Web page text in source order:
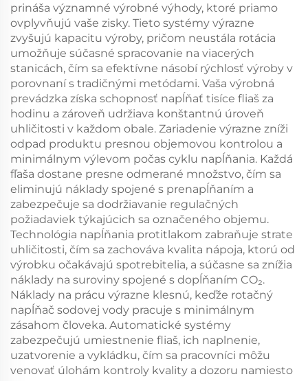
prináša významné výrobné výhody, ktoré priamo
ovplyvňujú vaše zisky. Tieto systémy výrazne
zvyšujú kapacitu výroby, pričom neustála rotácia
umožňuje súčasné spracovanie na viacerých
stanicách, čím sa efektívne násobí rýchlosť výroby v
porovnaní s tradičnými metódami. Vaša výrobná
prevádzka získa schopnosť napĺňať tisíce fliaš za
hodinu a zároveň udržiava konštantnú úroveň
uhličitosti v každom obale. Zariadenie výrazne zníži
odpad produktu presnou objemovou kontrolou a
minimálnym výlevom počas cyklu napĺňania. Každá
fľaša dostane presne odmerané množstvo, čím sa
eliminujú náklady spojené s prenapĺňaním a
zabezpečuje sa dodržiavanie regulačných
požiadaviek týkajúcich sa označeného objemu.
Technológia napĺňania protitlakom zabraňuje strate
uhličitosti, čím sa zachováva kvalita nápoja, ktorú od
výrobku očakávajú spotrebitelia, a súčasne sa znížia
náklady na suroviny spojené s dopĺňaním CO₂.
Náklady na prácu výrazne klesnú, keďže rotačný
napĺňač sodovej vody pracuje s minimálnym
zásahom človeka. Automatické systémy
zabezpečujú umiestnenie fliaš, ich naplnenie,
uzatvorenie a vykládku, čím sa pracovníci môžu
venovať úlohám kontroly kvality a dozoru namiesto